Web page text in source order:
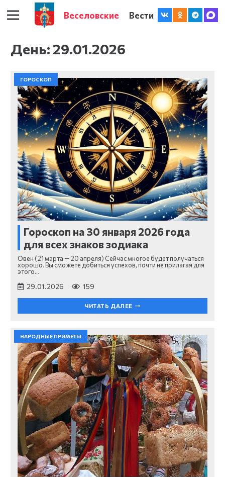
Веселовские Вести
День: 29.01.2026
ГОРОСКОП
Гороскоп на 30 января 2026 года
для всех знаков зодиака
Овен (21 марта — 20 апреля) Сейчас многое будет получаться
хорошо. Вы сможете добиться успехов, почти не прилагая для
этого…
29.01.2026 159
ЧИТАТЬ ДАЛЕЕ
НАРОДНЫЕ ПРИМЕТЫ